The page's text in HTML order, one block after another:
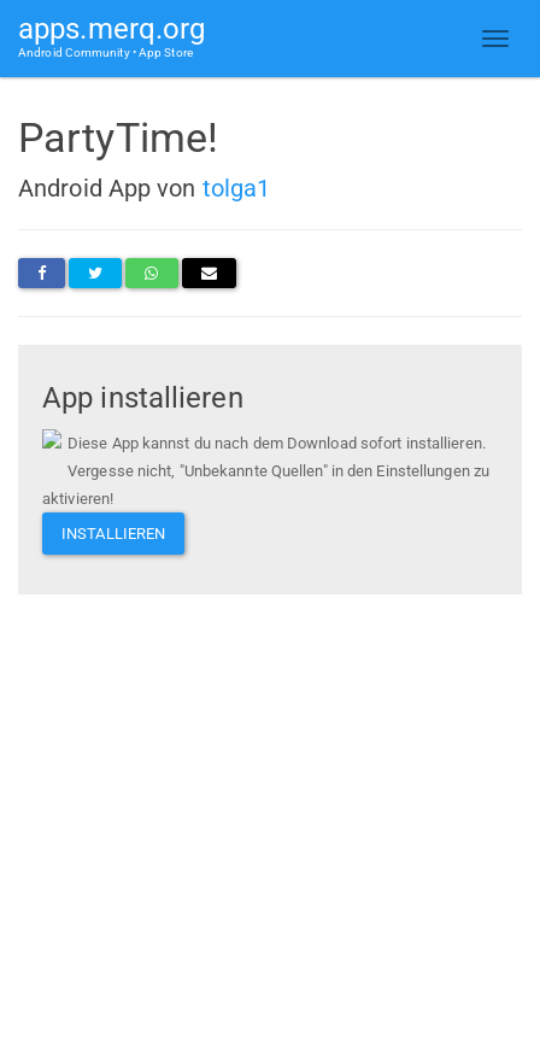
apps.merq.org
Android Community • App Store
PartyTime!
Android App von tolga1
App installieren
Diese App kannst du nach dem Download sofort installieren.
Vergesse nicht, "Unbekannte Quellen" in den Einstellungen zu
aktivieren!
INSTALLIEREN